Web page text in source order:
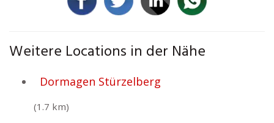
Weitere Locations in der Nähe
Dormagen Stürzelberg
(1.7 km)